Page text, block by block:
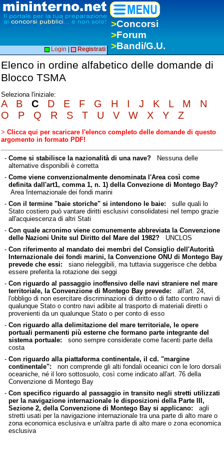
>Concorsi
>Forum
>Bandi/G.U.
Login Registrati
Elenco in ordine alfabetico delle domande di
Blocco TSMA
Seleziona l'iniziale:
A B C D E F G H I J K L M
N
O
P Q R S T U V W X Y Z
> Clicca qui per scaricare l'elenco completo delle domande di questo
argomento in formato PDF!
- Come si stabilisce la nazionalità di una nave?Nessuna delle
alternative disponibili è corretta
- Come viene convenzionalmente denominata l'Area così come
definita dall'art1, comma 1, n. 1) della Convezione di Montego Bay?
Area Internazionale dei fondi marini
- Con il termine "baie storiche" si intendono le baie: sulle quali lo
Stato costiero può vantare diritti esclusivi consolidatesi nel tempo grazie
all'acquiescenza di altri Stati
- Con quale acronimo viene comunemente abbreviata la Convenzione
delle Nazioni Unite sul Diritto del Mare del 1982?UNCLOS
- Con riferimento al mandato dei membri del Consiglio dell'Autorità
Internazionale dei fondi marini, la Convenzione ONU di Montego Bay
prevede che essi: siano rieleggibili, ma tuttavia suggerisce che debba
essere preferita la rotazione dei seggi
- Con riguardo al passaggio inoffensivo delle navi straniere nel mare
territoriale, la Convenzione di Montego Bay prevede: all'art. 24,
l'obbligo di non esercitare discriminazioni di diritto o di fatto contro navi di
qualunque Stato o contro navi adibite al trasporto di materiali diretti o
provenienti da un qualunque Stato o per conto di esso
- Con riguardo alla delimitazione del mare territoriale, le opere
portuali permanenti più esterne che formano parte integrante del
sistema portuale: sono sempre considerate come facenti parte della
costa
- Con riguardo alla piattaforma continentale, il cd. "margine
continentale": non comprende gli alti fondali oceanici con le loro dorsali
oceaniche, né il loro sottosuolo, così come indicato all'art. 76 della
Convenzione di Montego Bay
- Con specifico riguardo al passaggio in transito negli stretti utilizzati
per la navigazione internazionale le disposizioni della Parte III,
Sezione 2, della Convenzione di Montego Bay si applicano: agli
stretti usati per la navigazione internazionale tra una parte di alto mare o
zona economica esclusiva e un'altra parte di alto mare o zona economica
esclusiva